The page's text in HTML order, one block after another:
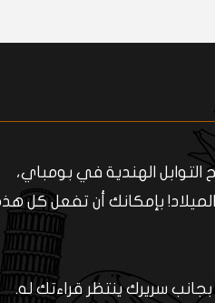
الهندية في بومباي،
بإمكانك أن تفعل كل
سريرك ينتظر قراءتك له.